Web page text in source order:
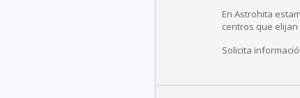
En Astrohita
centros que
Solicita